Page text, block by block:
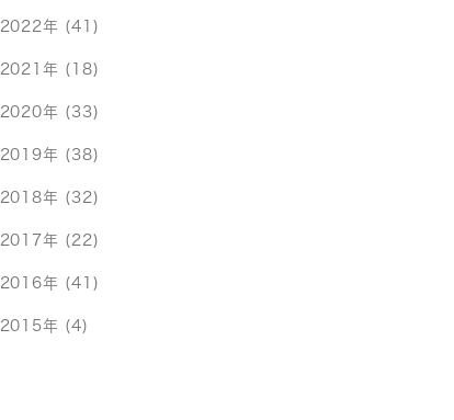
2022年 (41)
2021年 (18)
2020年 (33)
2019年 (38)
2018年 (32)
2017年 (22)
2016年 (41)
2015年 (4)